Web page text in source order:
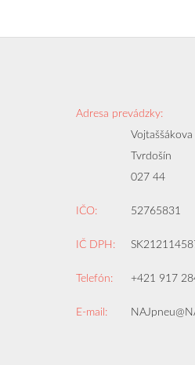
Adresa prevádzky:
Tvrdošín
027 44
IČO: 52765831
IČ DPH:
Telefón: +421 917
E-mail: